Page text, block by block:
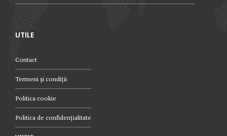
UTILE
Contact
Termeni și condiții
Politica cookie
Politica de confidențialitate